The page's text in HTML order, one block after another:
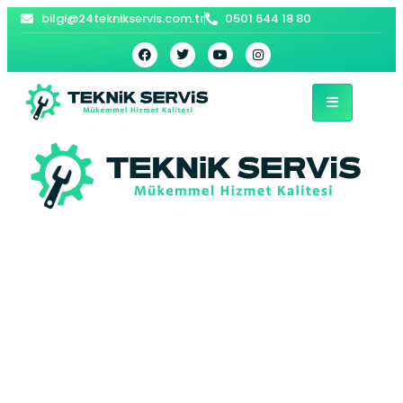
bilgi@24teknikservis.com.tr 0501 644 18 80